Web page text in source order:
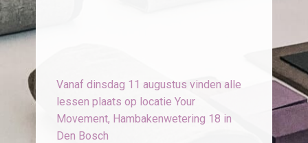
Vanaf dinsdag 11 augustus vinden alle
lessen plaats op locatie Your
Movement, Hambakenwetering 18 in
Den Bosch